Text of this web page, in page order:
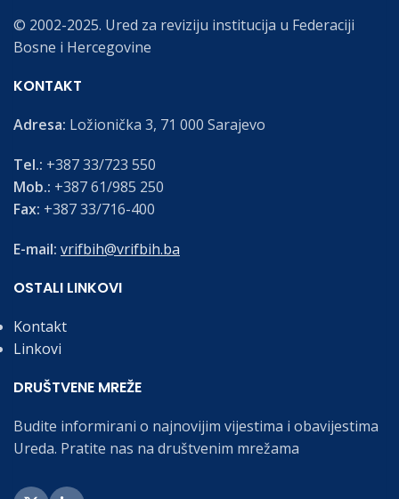
© 2002-2025. Ured za reviziju institucija u Federaciji
Bosne i Hercegovine
KONTAKT
Adresa: Ložionička 3, 71 000 Sarajevo
Tel.: +387 33/723 550
Mob.: +387 61/985 250
Fax: +387 33/716-400
E-mail: vrifbih@vrifbih.ba
OSTALI LINKOVI
Kontakt
Linkovi
DRUŠTVENE MREŽE
Budite informirani o najnovijim vijestima i obavijestima
Ureda. Pratite nas na društvenim mrežama